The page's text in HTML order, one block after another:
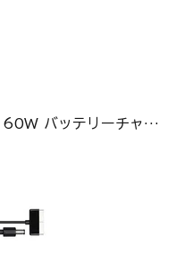
DJI Phantom 4 シリーズ 160W バッテリーチャージャー(ACケーブルなし)